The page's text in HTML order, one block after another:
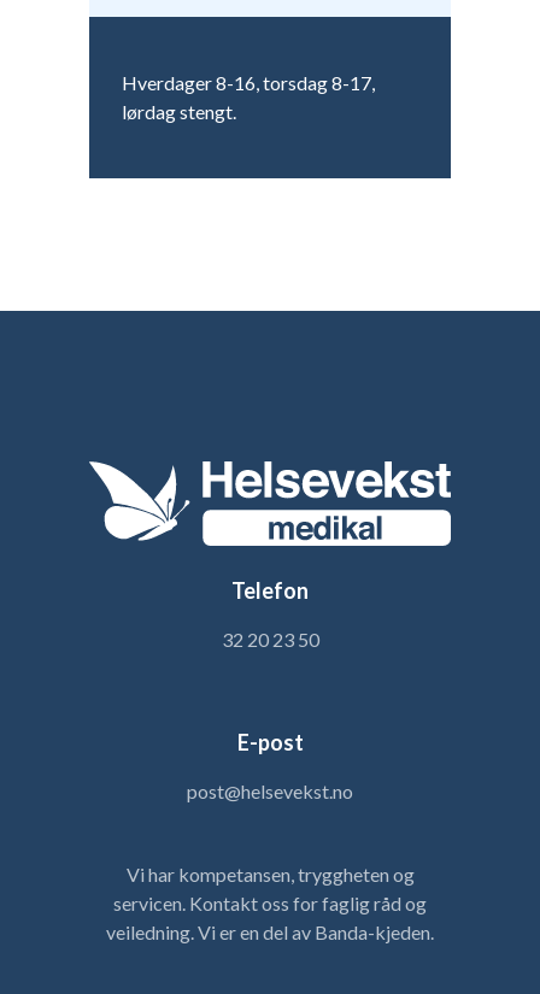
Hverdager 8-16, torsdag 8-17,
lørdag stengt.
Telefon
32 20 23 50
E-post
post@helsevekst.no
Vi har kompetansen, tryggheten og
servicen. Kontakt oss for faglig råd og
veiledning. Vi er en del av Banda-kjeden.